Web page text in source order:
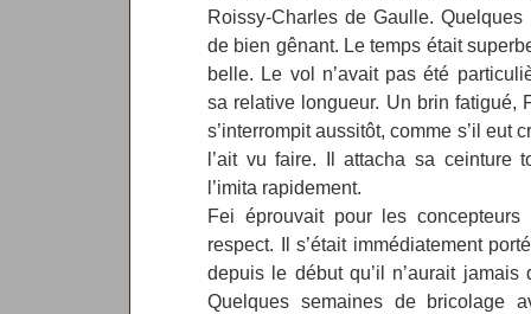
Roissy-Charles de Gaulle.
de bien gênant. Le temps était
belle. Le vol n’avait pas été
sa relative longueur. Un brin fatigué,
s’interrompit aussitôt, comme s’il eut
l’ait vu faire. Il attacha sa ceinture
l’imita rapidement.
Fei éprouvait pour les concepteurs
respect. Il s’était immédiatement
depuis le début qu’il n’aurait jamais
Quelques semaines de bricolage